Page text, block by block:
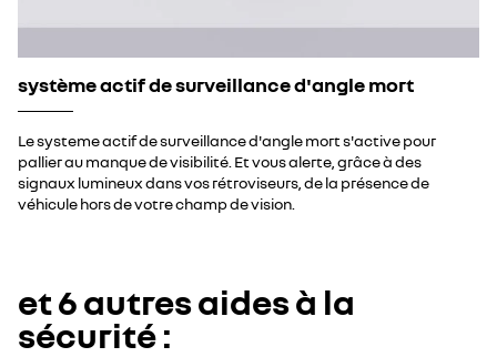
système actif de surveillance d'angle mort
Le systeme actif de surveillance d'angle mort s'active pour
pallier au manque de visibilité. Et vous alerte, grâce à des
signaux lumineux dans vos rétroviseurs, de la présence de
véhicule hors de votre champ de vision.
et 6 autres aides à la
sécurité :​